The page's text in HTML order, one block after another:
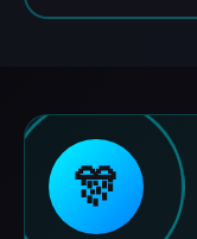
🎊